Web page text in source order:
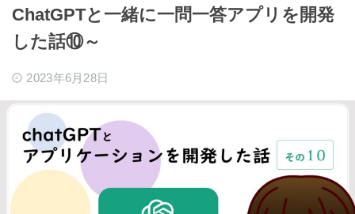
ChatGPTと一緒に一問一答アプリを開発
した話⑩～
2023年6月28日